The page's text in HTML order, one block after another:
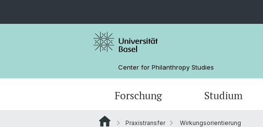
Center for Philanthropy Studies
Forschung Studium
Praxistransfer Wirkungsorientierung